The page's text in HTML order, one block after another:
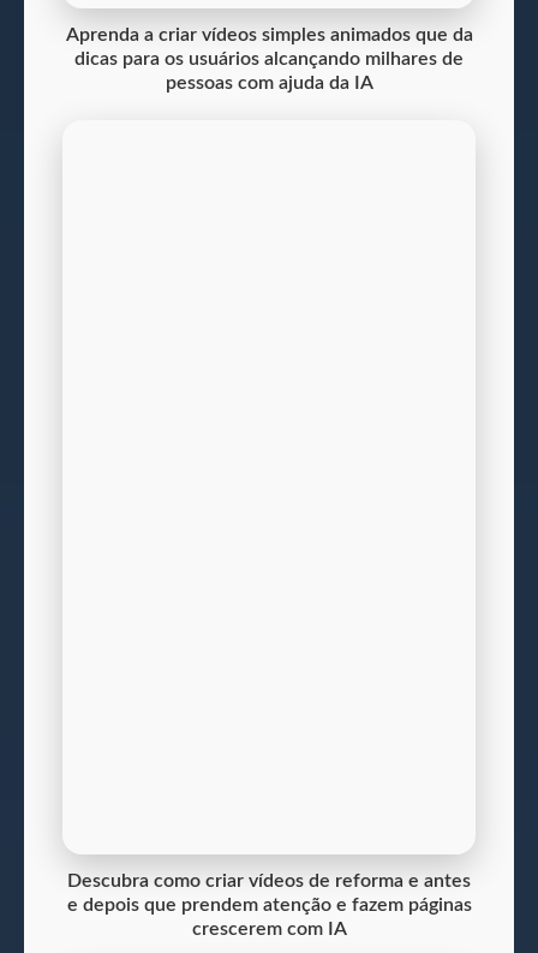
Aprenda a criar vídeos simples animados que da
dicas para os usuários alcançando milhares de
pessoas com ajuda da IA
Descubra como criar vídeos de reforma e antes
e depois que prendem atenção e fazem páginas
crescerem com IA